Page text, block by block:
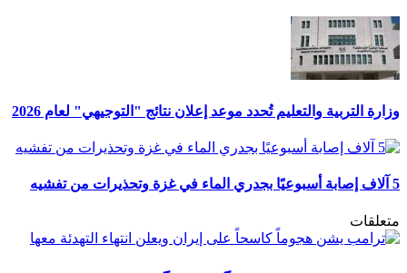
وزارة التربية والتعليم تُحدد موعد إعلان نتائج "التوجيهي" لعام 2026
5 آلاف إصابة أسبوعيًا بجدري الماء في غزة وتحذيرات من تفشيه
متعلقات